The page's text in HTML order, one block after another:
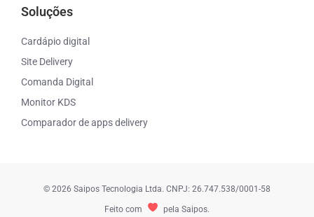
Soluções
Cardápio digital
Site Delivery
Comanda Digital
Monitor KDS
Comparador de apps delivery
© 2026 Saipos Tecnologia Ltda. CNPJ: 26.747.538/0001-58
Feito com pela Saipos.